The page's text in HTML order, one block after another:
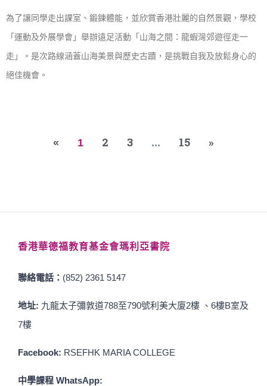
為了讓同學走出課室、鍛鍊體能，並欣賞香港壯麗的自然景觀，學校
「運動及外展學會」舉辦遠足活動「山海之間：龍蝦灣郊遊徑走一
走」。是次路線涵蓋山海美景與歷史古蹟，是挑戰自我及放鬆身心的
絕佳機會。
« 1 2 3 ... 15 »
香港華德福教育基金會瑪利亞書院
聯絡電話： (852) 2361 5147
地址: 九龍太子彌敦道788至790號利美大廈2樓 、6樓B室及
7樓
Facebook: RSEFHK MARIA COLLEGE
中學課程 WhatsApp: